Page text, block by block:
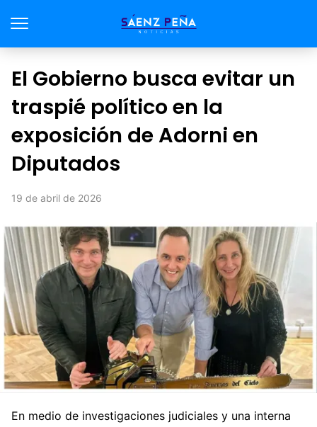
El Gobierno busca evitar un
traspié político en la
exposición de Adorni en
Diputados
19 de abril de 2026
En medio de investigaciones judiciales y una interna